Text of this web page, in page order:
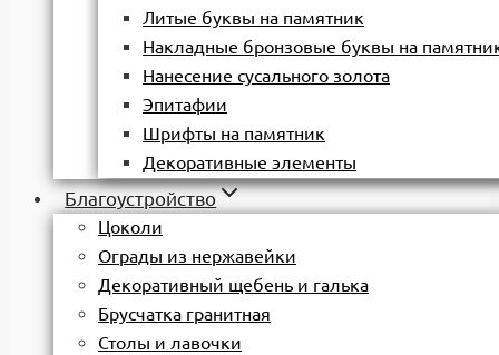
Литые буквы на памятник
Накладные бронзовые буквы на
Нанесение сусального золота
Эпитафии
Шрифты на памятник
Декоративные элементы
Благоустройство
Цоколи
Ограды из нержавейки
Декоративный щебень и галька
Брусчатка гранитная
Столы и лавочки